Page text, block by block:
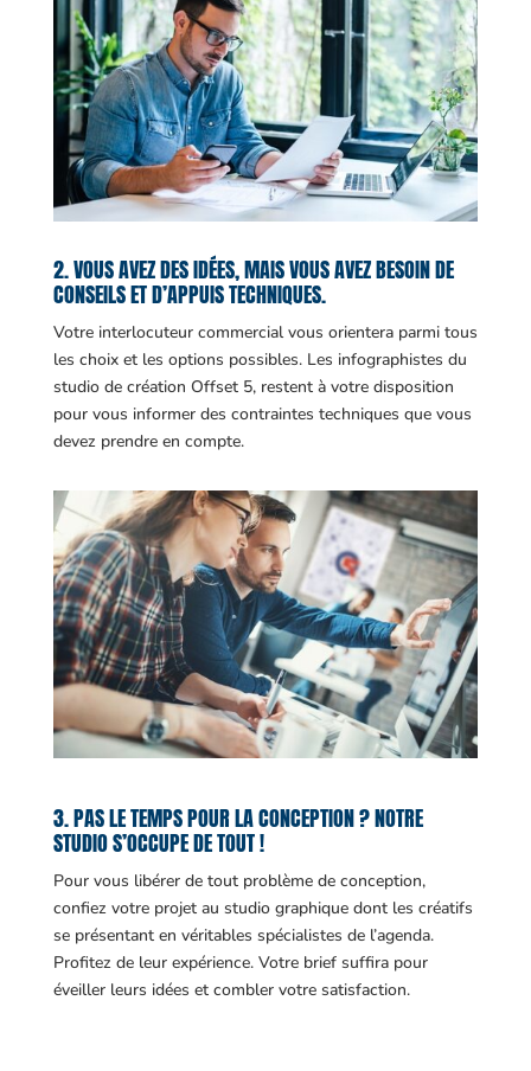
2. VOUS AVEZ DES IDÉES, MAIS VOUS AVEZ BESOIN DE
CONSEILS ET D’APPUIS TECHNIQUES.
Votre interlocuteur commercial vous orientera parmi tous
les choix et les options possibles. Les infographistes du
studio de création Offset 5, restent à votre disposition
pour vous informer des contraintes techniques que vous
devez prendre en compte.
3. PAS LE TEMPS POUR LA CONCEPTION ? NOTRE
STUDIO S’OCCUPE DE TOUT !
Pour vous libérer de tout problème de conception,
confiez votre projet au studio graphique dont les créatifs
se présentant en véritables spécialistes de l’agenda.
Profitez de leur expérience. Votre brief suffira pour
éveiller leurs idées et combler votre satisfaction.